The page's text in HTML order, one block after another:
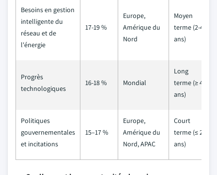
Besoins en gestion
intelligente du
réseau et de
l'énergie
17-19 %
Europe,
Amérique du
Nord
Moyen
terme (2-4
ans)
Progrès
technologiques
16-18 % Mondial
Long
terme (≥ 4
ans)
Politiques
gouvernementales
et incitations
15–17 %
Europe,
Amérique du
Nord, APAC
Court
terme (≤ 2
ans)